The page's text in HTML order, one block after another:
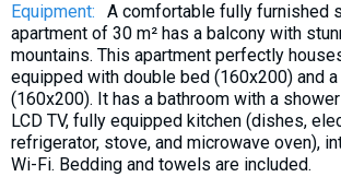
Equipment:
A comfortable fully furnished
apartment of 30 m² has a balcony with
mountains. This apartment perfectly
equipped with double bed (160x200) and
(160x200). It has a bathroom with a
LCD TV, fully equipped kitchen (dishes,
refrigerator, stove, and microwave oven),
Wi-Fi. Bedding and towels are included.